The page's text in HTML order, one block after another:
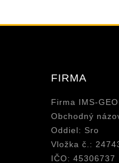
FIRMA
Firma IMS-
Obchodný
Oddiel: Sro
Vložka č.:
IČO: 45306737